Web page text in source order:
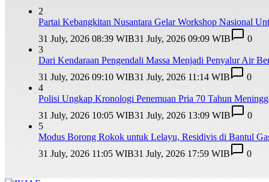
2
Partai Kebangkitan Nusantara Gelar Workshop Nasional
31 July, 2026 08:39 WIB31 July, 2026 09:09 WIB
0
3
Dari Kendaraan Pengendali Massa Menjadi Penyalur Air
31 July, 2026 09:10 WIB31 July, 2026 11:14 WIB
0
4
Polisi Ungkap Kronologi Penemuan Pria 70 Tahun
31 July, 2026 10:05 WIB31 July, 2026 13:09 WIB
0
5
Modus Borong Rokok untuk Lelayu, Residivis di Bantul
31 July, 2026 11:05 WIB31 July, 2026 17:59 WIB 0